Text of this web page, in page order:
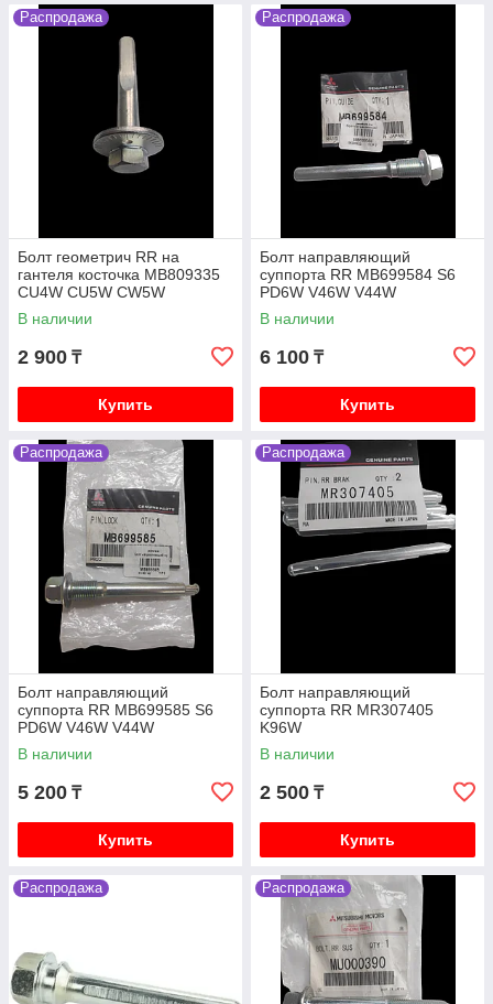
Распродажа
Болт геометрич RR на
гантеля косточка MB809335
CU4W CU5W CW5W
В наличии
2 900 ₸
Купить
Распродажа
Болт направляющий
суппорта RR MB699584 S6
PD6W V46W V44W
В наличии
6 100 ₸
Купить
Распродажа
Болт направляющий
суппорта RR MB699585 S6
PD6W V46W V44W
В наличии
5 200 ₸
Купить
Распродажа
Болт направляющий
суппорта RR MR307405
K96W
В наличии
2 500 ₸
Купить
Распродажа Распродажа